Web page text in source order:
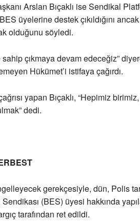
Arslan Bıçaklı ise Sendikal
üyelerine destek çıkıldığını
olduğunu söyledi.
sahip çıkmaya devam edeceğiz”
Hükümet’i istifaya çağırdı.
yapan Bıçaklı, “Hepimiz
dedi.
gerekçesiyle, dün, Polis
(BES) üyesi hakkında
tarafından ret edildi.